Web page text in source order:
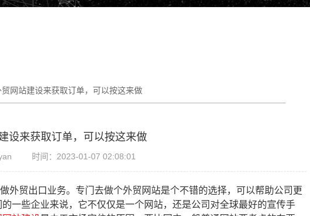
网站建设来获取订单，可以按这来做
设来获取订单，可以按这来做
时间：2023-01-07 02:08:01
外贸出口业务。专门去做个外贸网站是个不错的选择，可以帮助公司更
一些企业来说，它不仅仅是一个网站，还是公司对全球最好的宣传手